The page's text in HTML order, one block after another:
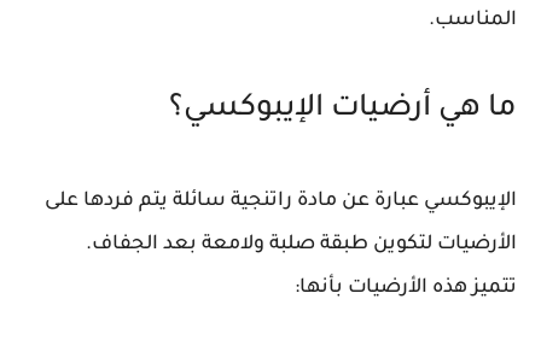
المناسب.
ما هي أرضيات الإيبوكسي؟
الإيبوكسي عبارة عن مادة راتنجية سائلة يتم فردها على
الأرضيات لتكوين طبقة صلبة ولامعة بعد الجفاف.
تتميز هذه الأرضيات بأنها: